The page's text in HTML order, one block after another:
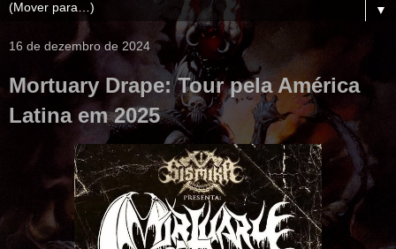
▼
16 de dezembro de 2024
Mortuary Drape: Tour pela América
Latina em 2025